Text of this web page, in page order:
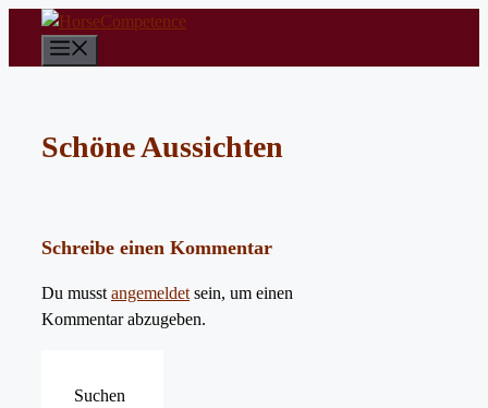
springen
Schöne Aussichten
Schreibe einen Kommentar
Du musst angemeldet sein, um einen
Kommentar abzugeben.
Suchen